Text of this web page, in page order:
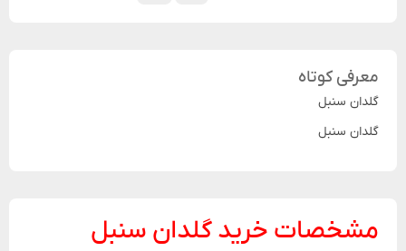
معرفی کوتاه
گلدان سنبل
گلدان سنبل
مشخصات خرید گلدان سنبل